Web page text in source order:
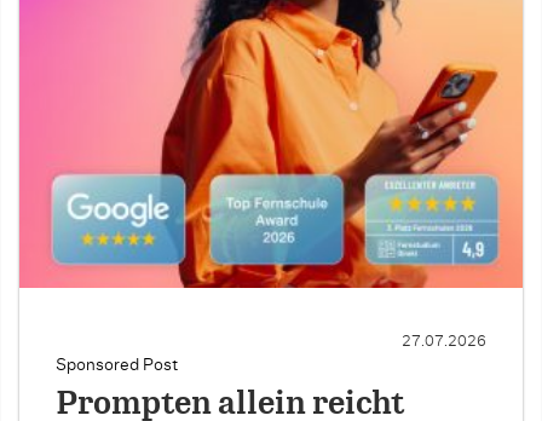
Sponsored Post
27.07.2026
Prompten allein reicht